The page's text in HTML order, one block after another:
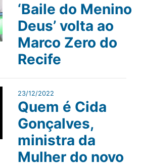
‘Baile do Menino
Deus’ volta ao
Marco Zero do
Recife
23/12/2022
Quem é Cida
Gonçalves,
ministra da
Mulher do novo